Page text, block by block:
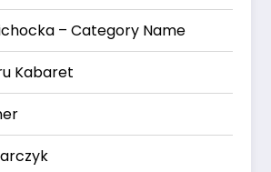
– Category Name
Kabaret